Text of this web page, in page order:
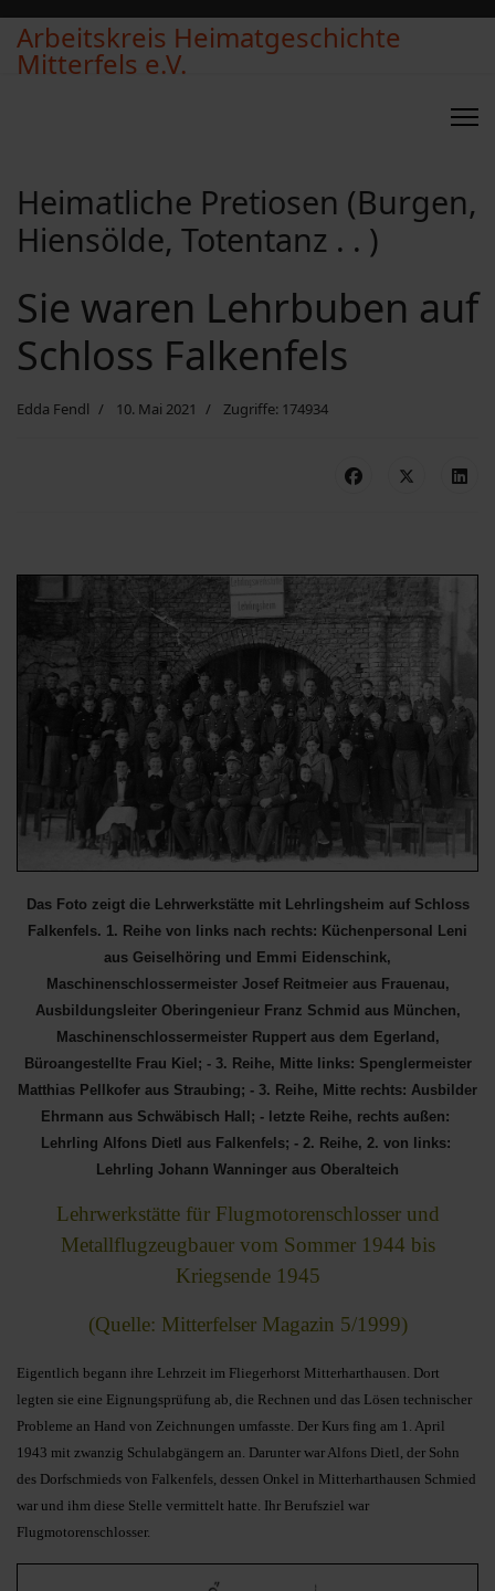
Arbeitskreis Heimatgeschichte
Mitterfels e.V.
Heimatliche Pretiosen (Burgen,
Hiensölde, Totentanz . . )
Sie waren Lehrbuben auf
Schloss Falkenfels
Edda Fendl 10. Mai 2021 Zugriffe: 174934
Das Foto zeigt die Lehrwerkstätte mit Lehrlingsheim auf Schloss
Falkenfels. 1. Reihe von links nach rechts: Küchenpersonal Leni
aus Geiselhöring und Emmi Eidenschink,
Maschinenschlossermeister Josef Reitmeier aus Frauenau,
Ausbildungsleiter Oberingenieur Franz Schmid aus München,
Maschinenschlossermeister Ruppert aus dem Egerland,
Büroangestellte Frau Kiel; - 3. Reihe, Mitte links: Spenglermeister
Matthias Pellkofer aus Straubing; - 3. Reihe, Mitte rechts: Ausbilder
Ehrmann aus Schwäbisch Hall; - letzte Reihe, rechts außen:
Lehrling Alfons Dietl aus Falkenfels; - 2. Reihe, 2. von links:
Lehrling Johann Wanninger aus Oberalteich
Lehrwerkstätte für Flugmotorenschlosser und
Metallflugzeugbauer vom Sommer 1944 bis
Kriegsende 1945
(Quelle: Mitterfelser Magazin 5/1999)
Eigentlich begann ihre Lehrzeit im Fliegerhorst Mitterharthausen. Dort
legten sie eine Eignungsprüfung ab, die Rechnen und das Lösen technischer
Probleme an Hand von Zeichnungen umfasste. Der Kurs fing am 1. April
1943 mit zwanzig Schulabgängern an. Darunter war Alfons Dietl, der Sohn
des Dorfschmieds von Falkenfels, dessen Onkel in Mitterharthausen Schmied
war und ihm diese Stelle vermittelt hatte. Ihr Berufsziel war
Flugmotorenschlosser.